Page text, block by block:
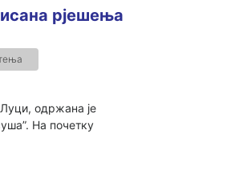
рјешења
одржана је
На почетку